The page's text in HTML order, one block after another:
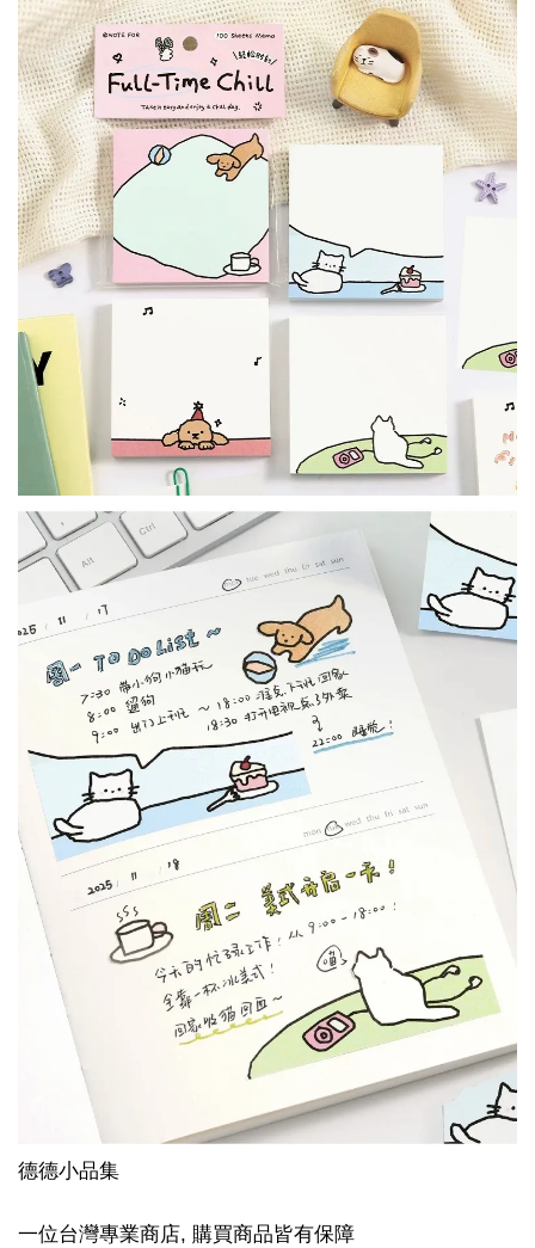
德德小品集
一位台灣專業商店, 購買商品皆有保障